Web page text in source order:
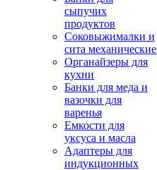
сыпучих
продуктов
Соковыжималки и
сита механические
Органайзеры для
кухни
Банки для меда и
вазочки для
варенья
Емкости для
уксуса и масла
Адаптеры для
индукционных